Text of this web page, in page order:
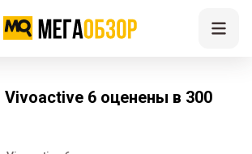
6 оценены в 300